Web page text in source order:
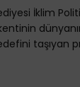
İklim
taşıyan